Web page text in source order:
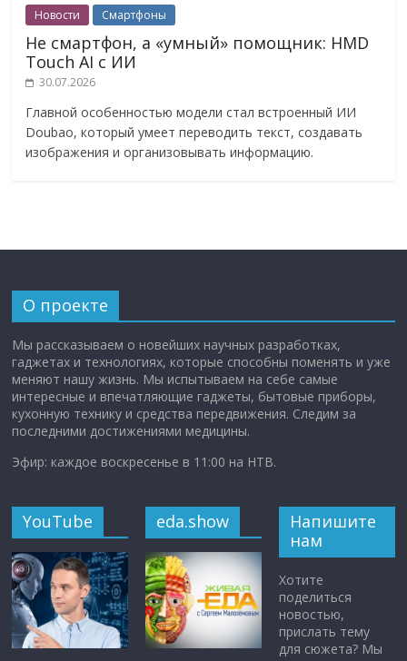
Новости Смартфоны
Не смартфон, а «умный» помощник: HMD
Touch AI с ИИ
30.07.2026
Главной особенностью модели стал встроенный ИИ
Doubao, который умеет переводить текст, создавать
изображения и организовывать информацию.
О проекте
Мы рассказываем о новейших научных разработках,
гаджетах и технологиях, которые способны поменять и уже
меняют нашу жизнь. Мы испытываем на себе самые
интересные и впечатляющие гаджеты, бытовые приборы,
кухонную технику и средства передвижения. Следим за
последними достижениями медицины.
Эфир: каждое воскресенье в 11:00 на НТВ.
YouTube eda.show
Напишите
нам
Хотите
поделиться
новостью,
прислать тему
для сюжета? Мы